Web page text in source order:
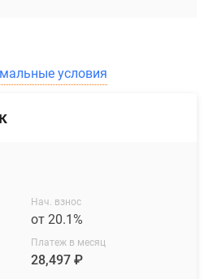
условия
Нач. взнос
от 20.1%
Платеж в месяц
28,497 ₽